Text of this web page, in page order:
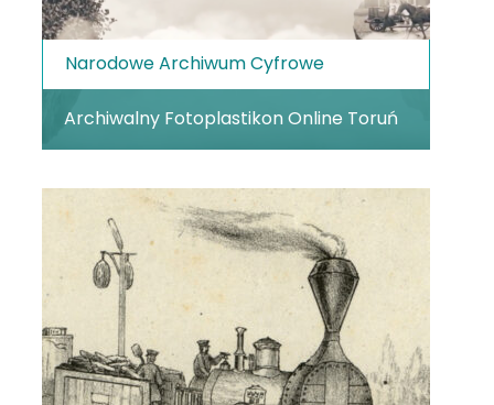
Narodowe Archiwum Cyfrowe
Archiwalny Fotoplastikon Online Toruń